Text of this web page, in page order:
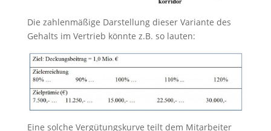
Die zahlenmäßige Darstellung dieser Variante des
Gehalts im Vertrieb könnte z.B. so lauten:
Eine solche Vergütungskurve teilt dem Mitarbeiter